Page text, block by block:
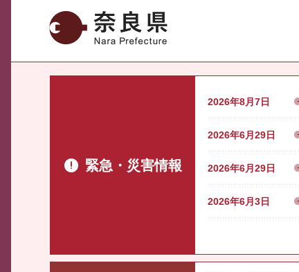
奈良県
緊急・災害情報
2026年8月7日
2026年6月29日
2026年6月29日
2026年6月3日